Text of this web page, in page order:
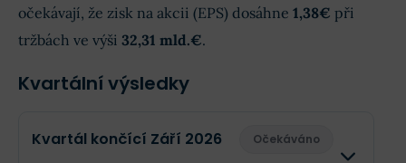
očekávají, že zisk na akcii (EPS) dosáhne 1,38€ při
tržbách ve výši 32,31 mld.€.
Kvartální výsledky
Kvartál končící Září 2026 Očekáváno